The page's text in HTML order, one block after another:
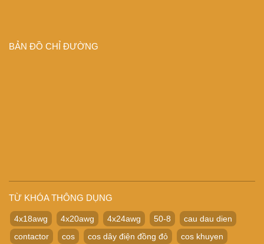
BẢN ĐỒ CHỈ ĐƯỜNG
TỪ KHÓA THÔNG DỤNG
4x18awg 4x20awg 4x24awg 50-8
cau dau dien
contactor
cos cos dây điện đồng đỏ cos khuyen